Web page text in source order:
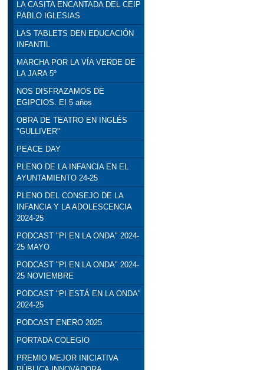
LA CASITA ENCANTADA DEL CEIP
PABLO IGLESIAS
LAS TABLETS DEN EDUCACIÓN
INFANTIL
MARCHA POR LA VÍA VERDE DE
LA JARA 5º
NOS DISFRAZAMOS DE
EGIPCIOS. EI 5 años
OBRA DE TEATRO EN INGLÉS
"GULLIVER"
PEACE DAY
PLENO DE LA INFANCIA EN EL
AYUNTAMIENTO 24-25
PLENO DEL CONSEJO DE LA
INFANCIA Y LA ADOLESCENCIA
2024-25
PODCAST "PI EN LA ONDA" 2024-
25 MAYO
PODCAST "PI EN LA ONDA" 2024-
25 NOVIEMBRE
PODCAST "PI ESTÁ EN LA ONDA"
2024-25
PODCAST ENERO 2025
PORTADA COLEGIO
PREMIO MEJOR INICIATIVA